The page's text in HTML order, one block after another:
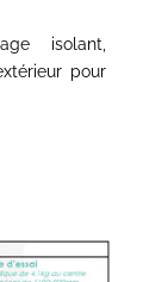
isolant,
pour